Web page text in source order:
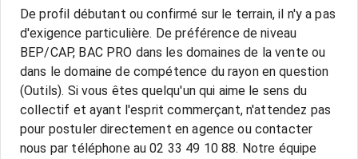
De profil débutant ou confirmé sur le terrain, il n'y a pas
d'exigence particulière. De préférence de niveau
BEP/CAP, BAC PRO dans les domaines de la vente ou
dans le domaine de compétence du rayon en question
(Outils). Si vous êtes quelqu'un qui aime le sens du
collectif et ayant l'esprit commerçant, n'attendez pas
pour postuler directement en agence ou contacter
nous par téléphone au 02 33 49 10 88. Notre équipe